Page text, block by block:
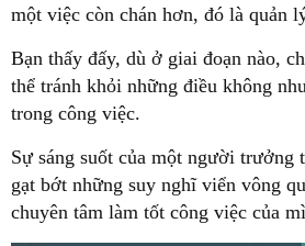
một việc còn chán hơn, đó là quản
Bạn thấy đấy, dù ở giai đoạn nào,
thể tránh khỏi những điều không
trong công việc.
Sự sáng suốt của một người trưởng
gạt bớt những suy nghĩ viển vông
chuyên tâm làm tốt công việc của